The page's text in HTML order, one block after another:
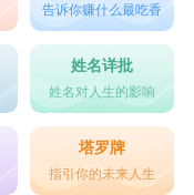
告诉你赚什么最吃香
姓名详批
姓名对人生的影响
塔罗牌
指引你的未来人生